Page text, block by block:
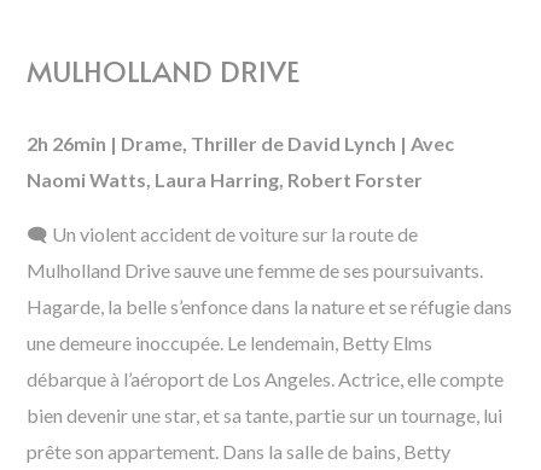
MULHOLLAND DRIVE
2h 26min | Drame, Thriller de David Lynch |Avec
Naomi Watts, Laura Harring, Robert Forster
🗨️ Un violent accident de voiture sur la route de
Mulholland Drive sauve une femme de ses poursuivants.
Hagarde, la belle s’enfonce dans la nature et se réfugie dans
une demeure inoccupée. Le lendemain, Betty Elms
débarque à l’aéroport de Los Angeles. Actrice, elle compte
bien devenir une star, et sa tante, partie sur un tournage, lui
prête son appartement. Dans la salle de bains, Betty